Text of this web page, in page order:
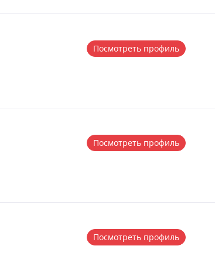
Посмотреть профиль
Посмотреть профиль
Посмотреть профиль